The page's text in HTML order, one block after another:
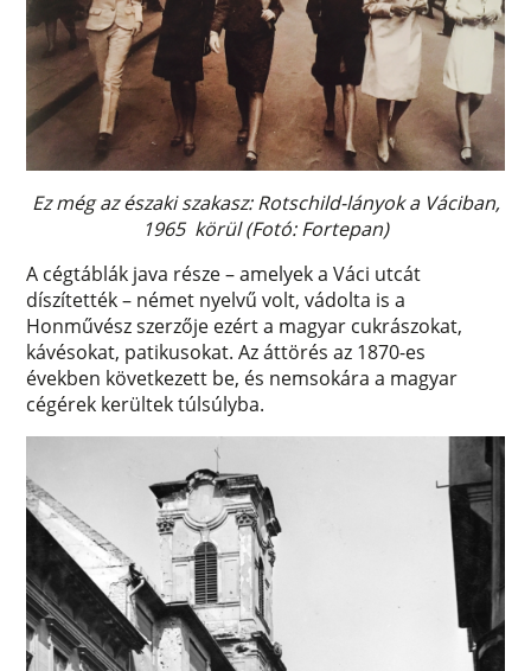
Ez még az északi szakasz: Rotschild-lányok a Váciban,
1965 körül (Fotó: Fortepan)
A cégtáblák java része – amelyek a Váci utcát
díszítették – német nyelvű volt, vádolta is a
Honművész szerzője ezért a magyar cukrászokat,
kávésokat, patikusokat. Az áttörés az 1870-es
években következett be, és nemsokára a magyar
cégérek kerültek túlsúlyba.